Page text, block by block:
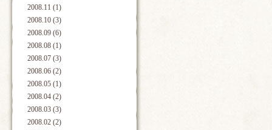
2008.11 (1)
2008.10 (3)
2008.09 (6)
2008.08 (1)
2008.07 (3)
2008.06 (2)
2008.05 (1)
2008.04 (2)
2008.03 (3)
2008.02 (2)